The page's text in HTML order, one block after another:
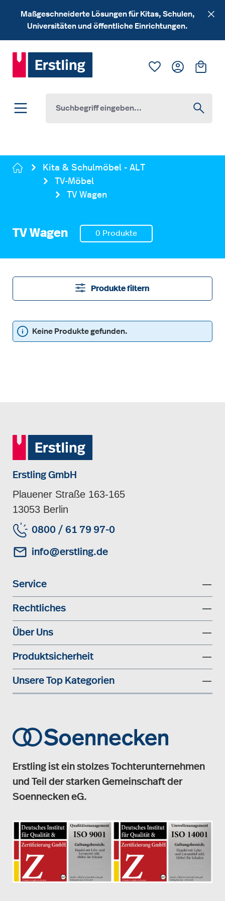
Zum Hauptinhalt springen
Maßgeschneiderte Lösungen für Kitas, Schulen,
Universitäten und öffentliche Einrichtungen.
Du hast 0
Kita & Schulmöbel - ALT
TV-Möbel
TV Wagen
TV Wagen 0 Produkte
Produkte filtern
Keine Produkte gefunden.
Erstling GmbH
Plauener Straße 163-165
13053 Berlin
0800 / 61 79 97-0
info@erstling.de
Service
Rechtliches
Über Uns
Produktsicherheit
Unsere Top Kategorien
Erstling ist ein stolzes Tochterunternehmen
und Teil der starken Gemeinschaft der
Soennecken eG.